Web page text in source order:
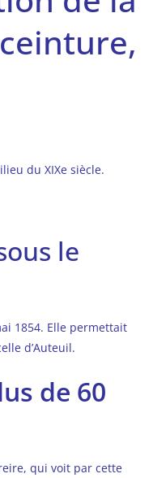
du XIXe siècle.
le
1854. Elle permettait
d’Auteuil.
de 60
qui voit par cette